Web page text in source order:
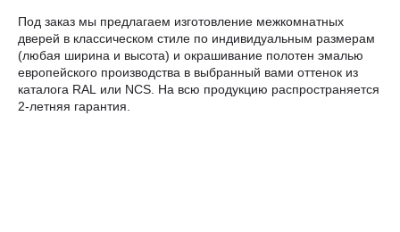
Под заказ мы предлагаем изготовление межкомнатных
дверей в классическом стиле по индивидуальным размерам
(любая ширина и высота) и окрашивание полотен эмалью
европейского производства в выбранный вами оттенок из
каталога RAL или NCS. На всю продукцию распространяется
2-летняя гарантия.